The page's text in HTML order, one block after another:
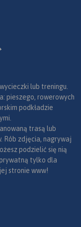
lub treningu.
pieszego, rowerowych
podkładzie
trasą lub
Rób zdjęcia, nagrywaj
podzielić się nią
tylko dla
stronie www!